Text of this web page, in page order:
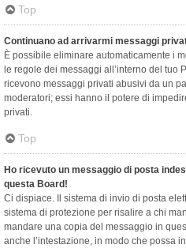
Top
Continuano ad arrivarmi messaggi
È possibile eliminare automaticamente i
le regole dei messaggi all’interno del tuo
ricevono messaggi privati ​​abusivi da un
moderatori; essi hanno il potere di
privati​​.
Top
Ho ricevuto un messaggio di posta
questa Board!
Ci dispiace. Il sistema di invio di posta
sistema di protezione per risalire a chi
mandare una copia del messaggio in
anche l’intestazione, in modo che possa